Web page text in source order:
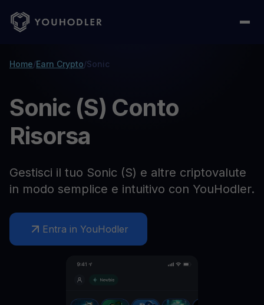
Home/Earn Crypto/Sonic
Sonic (S) Conto
Risorsa
Gestisci il tuo Sonic (S) e altre criptovalute
in modo semplice e intuitivo con YouHodler.
Entra in YouHodler